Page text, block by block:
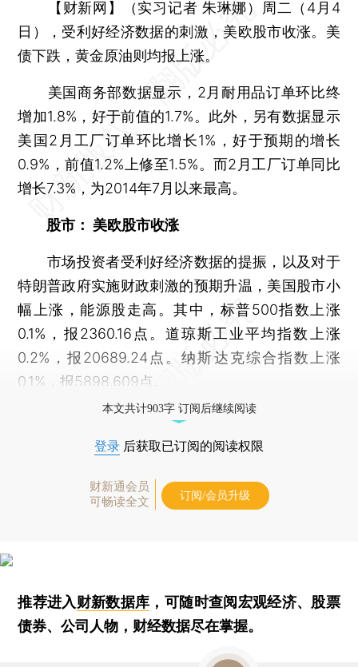
【财新网】（实习记者 朱琳娜） 周二（4月4
日），受利好经济数据的刺激，美欧股市收涨。美
债下跌，黄金原油则均报上涨。
美国商务部数据显示，2月耐用品订单环比终
增加1.8%，好于前值的1.7%。此外，另有数据显示
美国2月工厂订单环比增长1%，好于预期的增长
0.9%，前值1.2%上修至1.5%。而2月工厂订单同比
增长7.3%，为2014年7月以来最高。
股市： 美欧股市收涨
市场投资者受利好经济数据的提振，以及对于
特朗普政府实施财政刺激的预期升温，美国股市小
幅上涨，能源股走高。其中，标普500指数上涨
0.1%，报2360.16点。道琼斯工业平均指数上涨
0.2%，报20689.24点。纳斯达克综合指数上涨
0.1%，报5898.609点。
本文共计903字 订阅后继续阅读
登录 后获取已订阅的阅读权限
财新通会员
可畅读全文
订阅/会员升级
推荐进入财新数据库 ，可随时查阅宏观经济、股票
债券、公司人物，财经数据尽在掌握。